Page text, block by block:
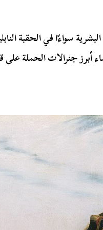
سواءًا في الحقبة
أبرز جنرالات الحملة